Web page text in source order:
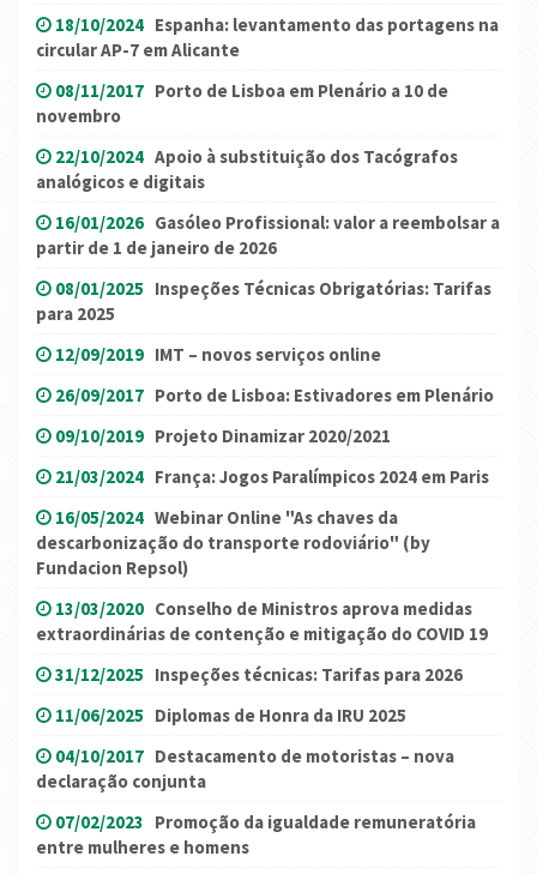
18/10/2024 Espanha: levantamento das portagens na
circular AP-7 em Alicante
08/11/2017 Porto de Lisboa em Plenário a 10 de
novembro
22/10/2024 Apoio à substituição dos Tacógrafos
analógicos e digitais
16/01/2026 Gasóleo Profissional: valor a reembolsar a
partir de 1 de janeiro de 2026
08/01/2025 Inspeções Técnicas Obrigatórias: Tarifas
para 2025
12/09/2019 IMT – novos serviços online
26/09/2017 Porto de Lisboa: Estivadores em Plenário
09/10/2019 Projeto Dinamizar 2020/2021
21/03/2024 França: Jogos Paralímpicos 2024 em Paris
16/05/2024 Webinar Online "As chaves da
descarbonização do transporte rodoviário" (by
Fundacion Repsol)
13/03/2020 Conselho de Ministros aprova medidas
extraordinárias de contenção e mitigação do COVID 19
31/12/2025 Inspeções técnicas: Tarifas para 2026
11/06/2025 Diplomas de Honra da IRU 2025
04/10/2017 Destacamento de motoristas – nova
declaração conjunta
07/02/2023 Promoção da igualdade remuneratória
entre mulheres e homens